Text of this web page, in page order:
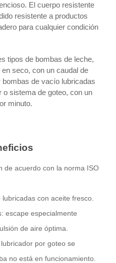
El cuerpo resistente
resistente a productos
para cualquier condición
tipos de bombas de leche,
seco, con un caudal de
de vacío lubricadas
sistema de goteo, con un
minuto.
de acuerdo con la norma ISO
con aceite fresco.
escape especialmente
de aire óptima.
por goteo se
no está en funcionamiento.